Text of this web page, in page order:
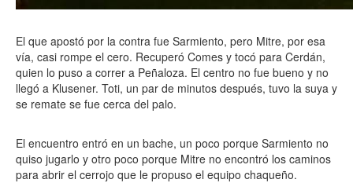
El que apostó por la contra fue Sarmiento, pero Mitre, por esa
vía, casi rompe el cero. Recuperó Comes y tocó para Cerdán,
quien lo puso a correr a Peñaloza. El centro no fue bueno y no
llegó a Klusener. Toti, un par de minutos después, tuvo la suya y
se remate se fue cerca del palo.
El encuentro entró en un bache, un poco porque Sarmiento no
quiso jugarlo y otro poco porque Mitre no encontró los caminos
para abrir el cerrojo que le propuso el equipo chaqueño.